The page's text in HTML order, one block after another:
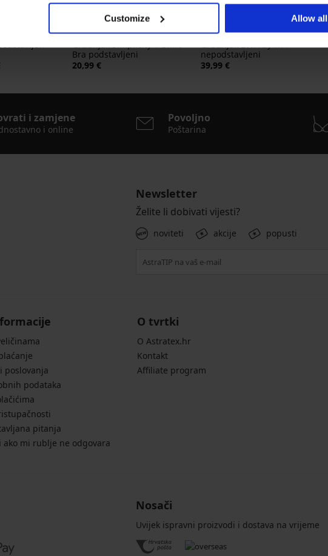
Customize Allow all
Bestseller
Grudnjak Simplicity T-Shirt
Bra podstavljeni
20,99 €
Bestseller
Grudnjak DIVA by IVA
nepodstavljeni
39,99 €
i zamjene
i online
Povoljno
Poštarina
Newsletter
Želite li dobivati vijesti?
noviteti akcije popusti
poslovanja
podataka
pitanja
ako mi rublje ne odgovara
O tvrtki
O Astratex.hr
Kontakt
Affiliate program
Nosači
Uvijek ispravni proizvodi i dostava na vrijeme